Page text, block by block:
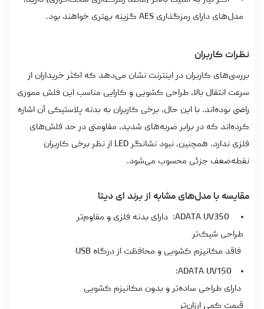
مدل‌های دارای رمزگذاری AES گزینه بهتری خواهند بود.
نظرات کاربران
بررسی‌های کاربران در اینترنت نشان می‌دهد که اکثر خریداران از
سرعت انتقال بالا، طراحی کشویی و کارایی مناسب این فلش مموری
راضی بوده‌اند. با این حال، برخی کاربران به بدنه پلاستیکی آن اشاره
کرده‌اند که در برابر ضربه‌های شدید، مقاومتی در حد فلش‌های
فلزی ندارد. همچنین، نبود نشانگر LED از نظر برخی کاربران
نقطه‌ضعف جزئی محسوب می‌شود.
مقایسه با مدل‌های مشابه از برند ای دیتا
طراحی شیک‌تر
فاقد مکانیزم کشویی و محافظت از درگاه USB
ADATA UV150:
دارای طراحی ساده‌تر و بدون مکانیزم کشویی
قیمت کمی ارزان‌تر